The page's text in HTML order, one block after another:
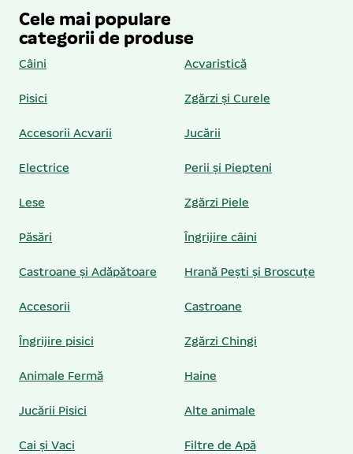
Cele mai populare
categorii de produse
Câini Acvaristică
Pisici Zgărzi și Curele
Accesorii Acvarii Jucării
Electrice Perii și Piepteni
Lese Zgărzi Piele
Păsări Îngrijire câini
Castroane și Adăpătoare Hrană Pești și Broscuțe
Accesorii Castroane
Îngrijire pisici Zgărzi Chingi
Animale Fermă Haine
Jucării Pisici Alte animale
Cai și Vaci Filtre de Apă